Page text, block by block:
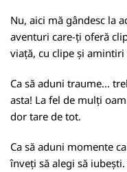
Nu, aici mă gândesc la
aventuri care-ți oferă
viață, cu clipe și amintiri
Ca să aduni traume...
asta! La fel de mulți
dor tare de tot.
Ca să aduni momente
înveți să alegi să